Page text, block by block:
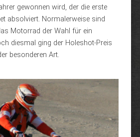
gewonnen wird, der die erste
absolviert. Normalerweise sind
Motorrad der Wahl für ein
diesmal ging der Holeshot-Preis
besonderen Art.